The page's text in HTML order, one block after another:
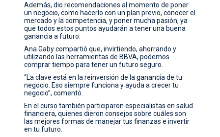
Además, dio recomendaciones al momento de poner
un negocio, como hacerlo con un plan previo, conocer el
mercado y la competencia, y poner mucha pasión, ya
que todos estos puntos ayudarán a tener una buena
ganancia a futuro.
Ana Gaby compartió que, invirtiendo, ahorrando y
utilizando las herramientas de BBVA, podemos
comprar tiempo para tener un futuro seguro.
“La clave está en la reinversión de la ganancia de tu
negocio. Eso siempre funciona y ayuda a crecer tu
negocio”, comentó.
En el curso también participaron especialistas en salud
financiera, quienes dieron consejos sobre cuáles son
las mejores formas de manejar tus finanzas e invertir
en tu futuro.